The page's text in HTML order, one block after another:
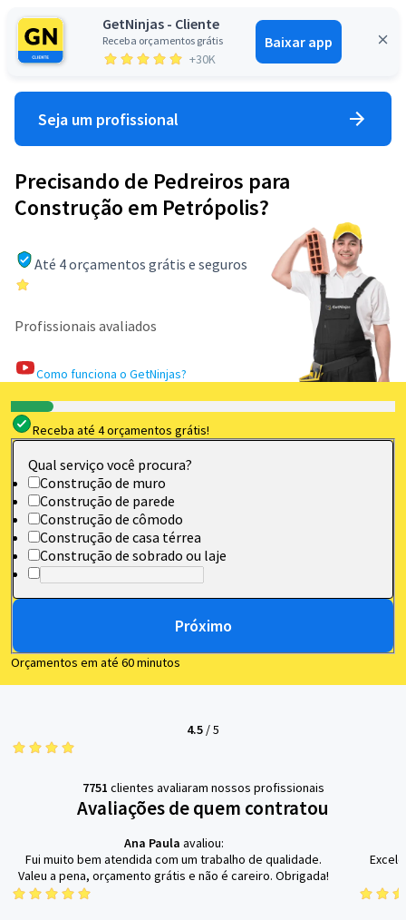
GetNinjas - Cliente
Receba orçamentos grátis
+30K
Baixar app
Entrar
Seja um profissional
Precisando de Pedreiros para
Construção em Petrópolis?
Até 4 orçamentos grátis e seguros
Profissionais avaliados
Como funciona o GetNinjas?
Receba até 4 orçamentos grátis!
Qual serviço você procura?
Construção de muro
Construção de parede
Construção de cômodo
Construção de casa térrea
Construção de sobrado ou laje
Próximo
Orçamentos em até 60 minutos
4.5 /5
7751 clientes avaliaram nossos profissionais
Avaliações de quem contratou
Ana Paula avaliou:
Fui muito bem atendida com um trabalho de qualidade.
Valeu a pena, orçamento grátis e não é careiro. Obrigada!